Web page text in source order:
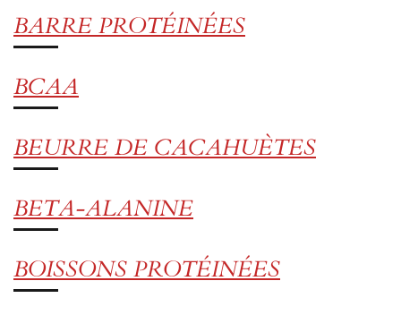
BARRE PROTÉINÉES
BCAA
BEURRE DE CACAHUÈTES
BETA-ALANINE
BOISSONS PROTÉINÉES